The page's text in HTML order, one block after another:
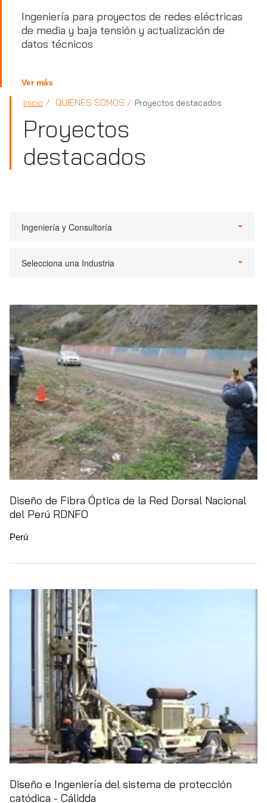
Ingeniería para proyectos de redes eléctricas
de media y baja tensión y actualización de
datos técnicos
Ver más
Inicio QUIÉNES SOMOS Proyectos destacados
Proyectos
destacados
Ingeniería y Consultoría
Selecciona una Industria
Diseño de Fibra Óptica de la Red Dorsal Nacional
del Perú RDNFO
Perú
Diseño e Ingeniería del sistema de protección
catódica - Cálidda